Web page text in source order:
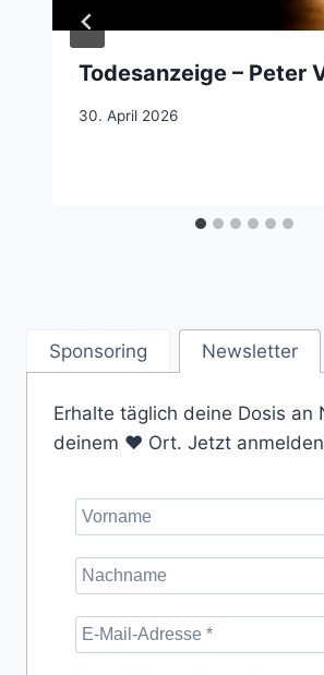
Todesanzeige – Peter
30. April 2026
Sponsoring Newsletter
Erhalte täglich deine Dosis an
deinem ❤️ Ort. Jetzt